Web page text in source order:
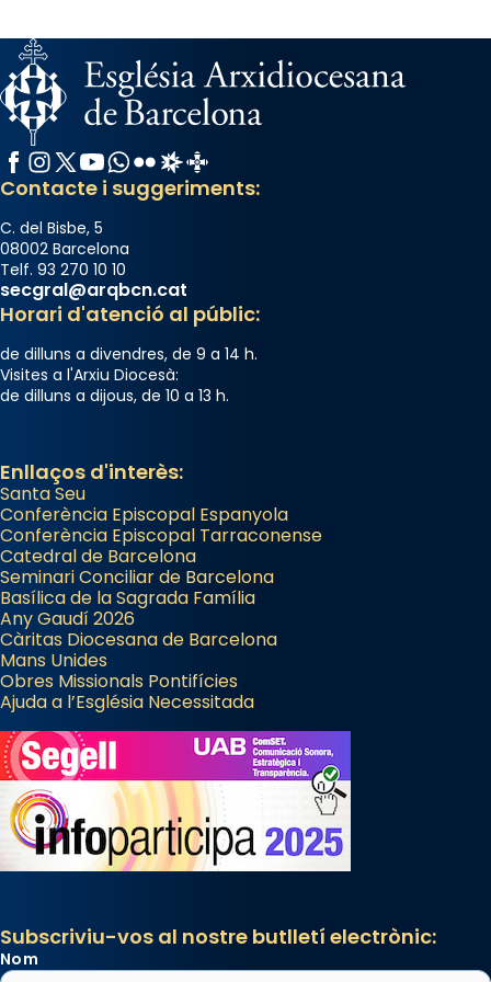
Facebook
Instagram
X / Twitter
YouTube
WhatsApp
FlickrRadio Estel
Catalunya Cristiana
Contacte i suggeriments:
C. del Bisbe, 5
08002 Barcelona
Telf. 93 270 10 10
secgral@arqbcn.cat
Horari d'atenció al públic:
de dilluns a divendres, de 9 a 14 h.
Visites a l'Arxiu Diocesà:
de dilluns a dijous, de 10 a 13 h.
Enllaços d'interès:
Santa Seu
Conferència Episcopal Espanyola
Conferència Episcopal Tarraconense
Catedral de Barcelona
Seminari Conciliar de Barcelona
Basílica de la Sagrada Família
Any Gaudí 2026
Càritas Diocesana de Barcelona
Mans Unides
Obres Missionals Pontifícies
Ajuda a l’Església Necessitada
Subscriviu-vos al nostre butlletí electrònic:
Nom